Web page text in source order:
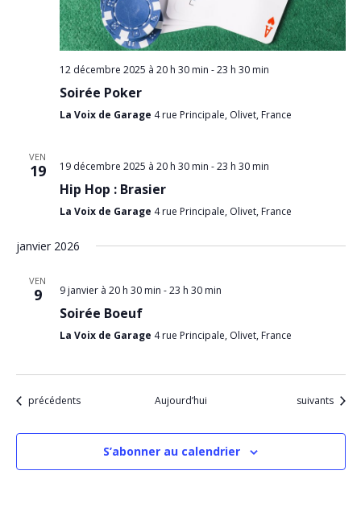
12 décembre 2025 à 20 h 30 min -23 h 30 min
Soirée Poker
La Voix de Garage 4 rue Principale, Olivet, France
VEN
19 19 décembre 2025 à 20 h 30 min -23 h 30 min
Hip Hop : Brasier
La Voix de Garage 4 rue Principale, Olivet, France
janvier 2026
VEN
9 9 janvier à 20 h 30 min -23 h 30 min
Soirée Boeuf
La Voix de Garage 4 rue Principale, Olivet, France
Évènements
précédents Aujourd’hui Évènements
suivants
S’abonner au calendrier